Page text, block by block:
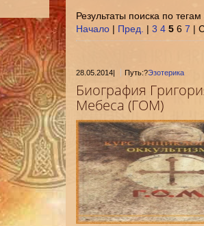
Результаты поиска по
Начало | Пред. | 3 4 5 6 7 |
28.05.2014| Путь:?Эзотерика
Биография
Мебеса (ГОМ)